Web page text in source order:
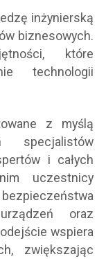
inżynierską
biznesowych.
które
technologii
z myślą
specjalistów
i całych
uczestnicy
oraz
wspiera
zwiększając